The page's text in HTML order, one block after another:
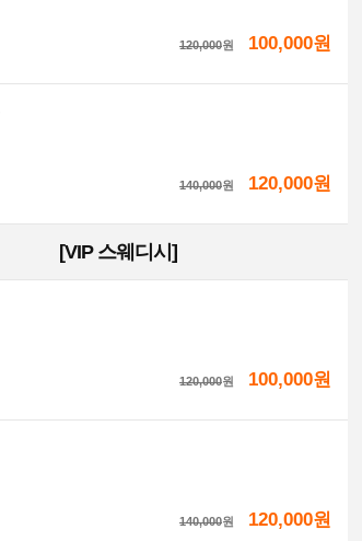
120,000원 100,000원
140,000원 120,000원
[VIP 스웨디시]
120,000원 100,000원
140,000원 120,000원